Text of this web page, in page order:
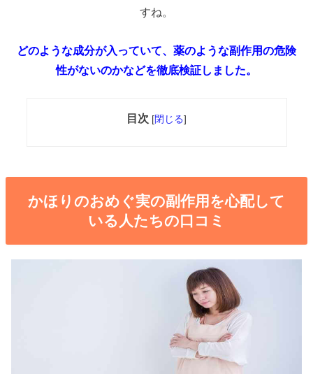
すね。
どのような成分が入っていて、薬のような副作用の危険
性がないのかなどを徹底検証しました。
目次 [閉じる]
かほりのおめぐ実の副作用を心配して
いる人たちの口コミ